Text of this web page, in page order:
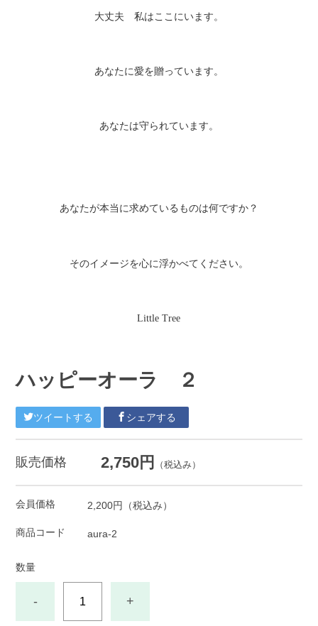
大丈夫 私はここにいます。
あなたに愛を贈っています。
あなたは守られています。
あなたが本当に求めているものは何ですか？
そのイメージを心に浮かべてください。
Little Tree
ハッピーオーラ ２
ツイートする シェアする
販売価格 2,750円 （税込み）
会員価格 2,200円 （税込み）
商品コード aura-2
数量
- +